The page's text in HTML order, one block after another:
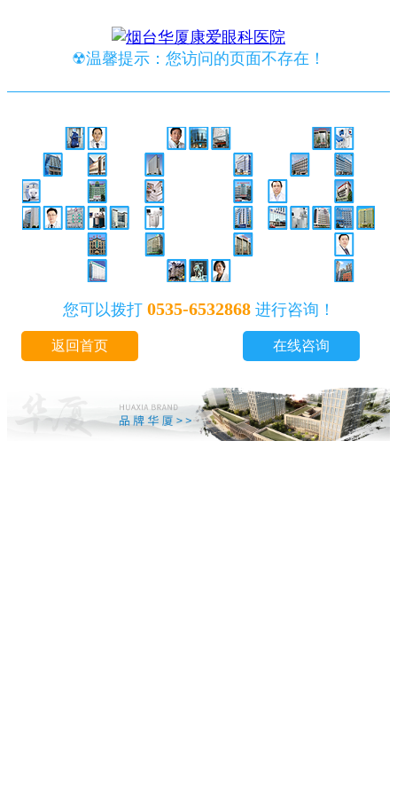
☢温馨提示：您访问的页面不存在！
您可以拨打 0535-6532868进行咨询！
返回首页 在线咨询